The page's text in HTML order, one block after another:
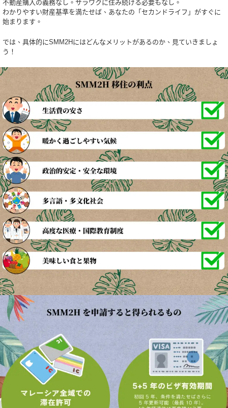
讓
您
不動産購入の義務なし。サラワクに住み続ける必要もなし。
わかりやすい財産基準を満たせば、あなたの「セカンドライフ」がすぐに
始まります。
では、具体的にSMM2Hにはどんなメリットがあるのか、見ていきましょ
う！